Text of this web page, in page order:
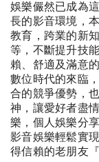
娛樂儼然已成為
長的影音環境，
教育，跨業的新
等，不斷提升技
賴、舒適及滿意
數位時代的來臨
合的競爭優勢，
神，讓愛好者盡
樂，個人娛樂分
影音娛樂輕鬆實
得信賴的老朋友